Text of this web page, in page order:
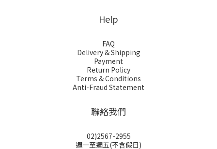
Help
FAQ
Delivery & Shipping
Payment
Return Policy
Terms & Conditions
Anti-Fraud Statement
聯絡我們
02)2567-2955
週一至週五(不含假日)